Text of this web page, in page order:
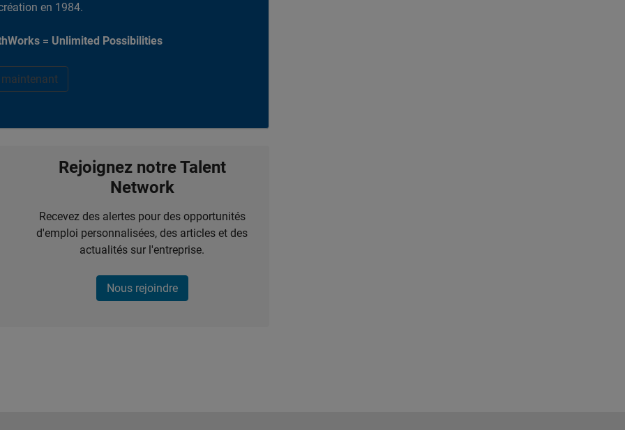
en 1984.
= Unlimited Possibilities
Rejoignez notre Talent
Network
Recevez des alertes pour des opportunités
d'emploi personnalisées, des articles et des
actualités sur l'entreprise.
Nous rejoindre